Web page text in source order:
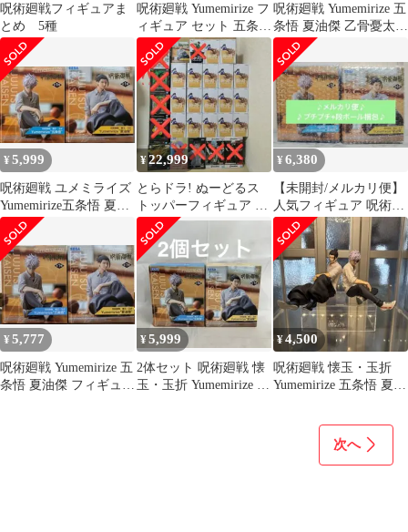
呪術廻戦フィギュアま
とめ 5種
呪術廻戦 Yumemirize フ
ィギュア セット 五条悟
夏油傑
呪術廻戦 Yumemirize 五
条悟 夏油傑 乙骨憂太
3種類セット
¥5,999
呪術廻戦 ユメミライズ
Yumemirize五条悟 夏油
傑
¥22,999
とらドラ! ぬーどるス
トッパーフィギュア 逢
坂大河 呪術廻戦 新
作フィギュア
¥6,380
【未開封/メルカリ便】
人気フィギュア 呪術廻
戦まとめ売り2点 五条/
夏油
¥5,777
呪術廻戦 Yumemirize 五
条悟 夏油傑 フィギュア
¥5,999
2体セット 呪術廻戦 懐
玉・玉折 Yumemirize 五
¥4,500
呪術廻戦 懐玉・玉折
Yumemirize 五条悟 夏油
次へ